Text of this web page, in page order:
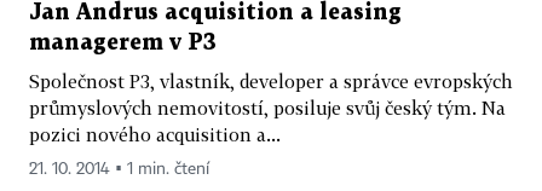
Jan Andrus acquisition a leasing
managerem v P3
Společnost P3, vlastník, developer a správce evropských
průmyslových nemovitostí, posiluje svůj český tým. Na
pozici nového acquisition a...
21. 10. 2014 ▪ 1 min. čtení